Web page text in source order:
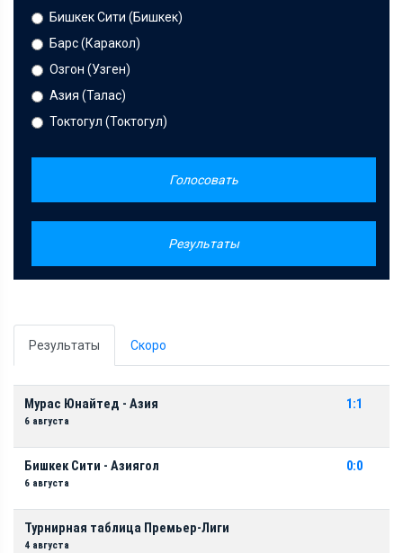
Бишкек Сити (Бишкек)
Барс (Каракол)
Озгон (Узген)
Азия (Талас)
Токтогул (Токтогул)
Голосовать
Результаты
Результаты Скоро
Мурас Юнайтед - Азия
6 августа
1:1
Бишкек Сити - Азиягол
6 августа
0:0
Турнирная таблица Премьер-Лиги
4 августа